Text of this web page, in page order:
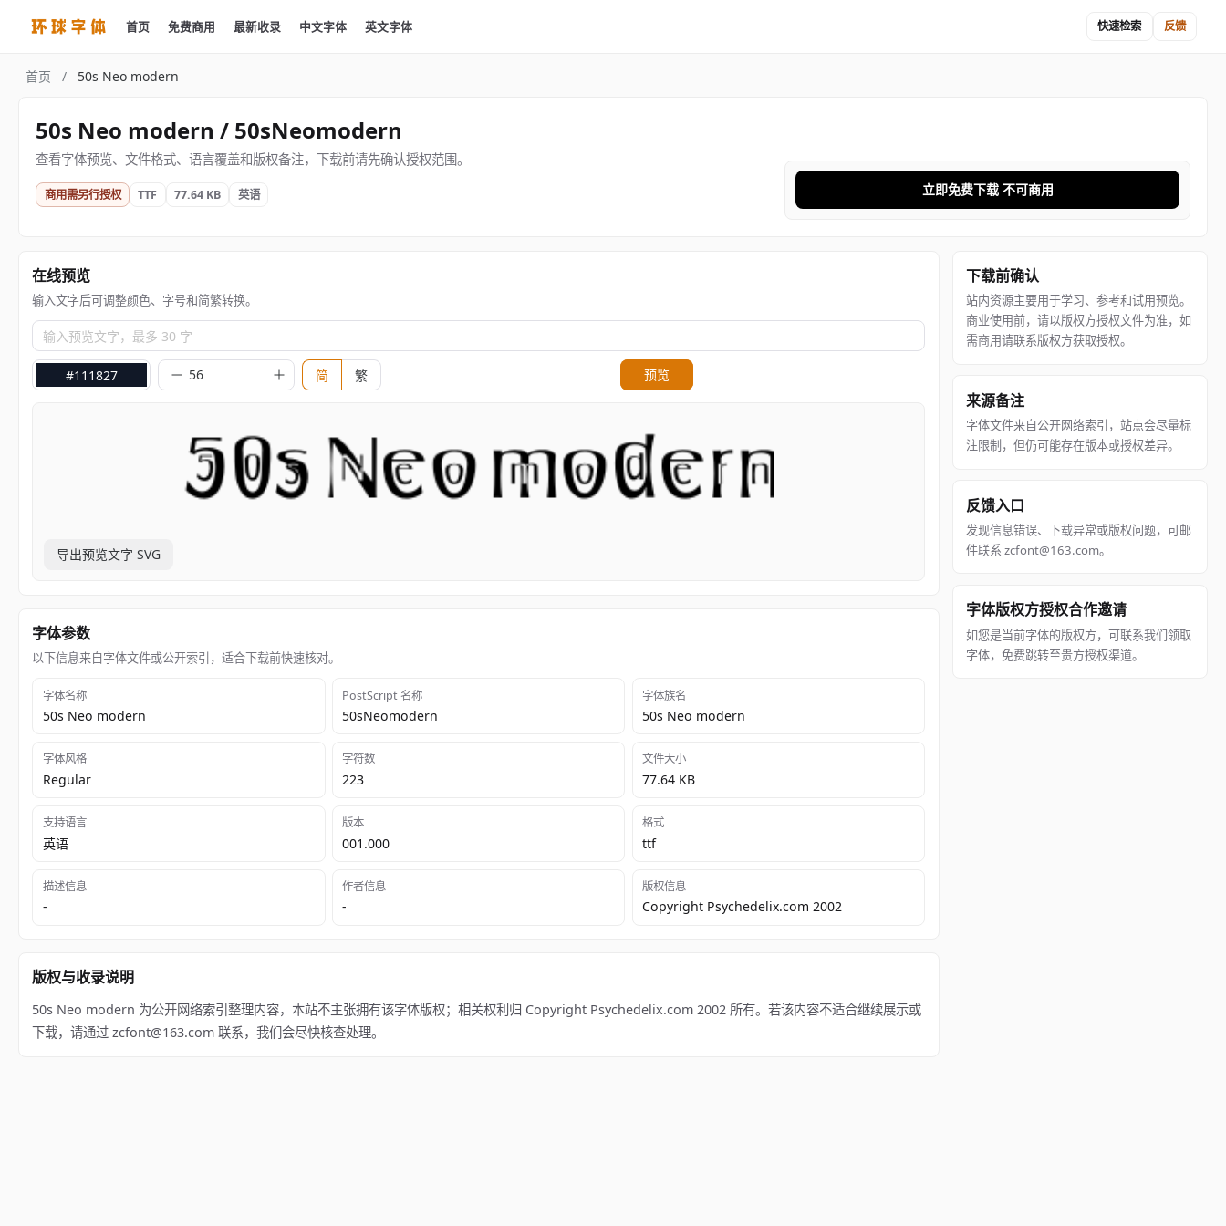
首页 免费商用 最新收录 中文字体 英文字体 快速检索 反馈
首页 / 50s Neo modern
50s Neo modern / 50sNeomodern
查看字体预览、文件格式、语言覆盖和版权备注，下载前请先确认授权范围。
商用需另行授权 TTF 77.64 KB 英语 立即免费下载 不可商用
在线预览
输入文字后可调整颜色、字号和简繁转换。
输入预览文字，最多 30 字
#111827 简 繁 预览
导出预览文字 SVG
字体参数
以下信息来自字体文件或公开索引，适合下载前快速核对。
字体名称
50s Neo modern
PostScript 名称
50sNeomodern
字体族名
50s Neo modern
字体风格
Regular
字符数
223
文件大小
77.64 KB
支持语言
英语
版本
001.000
格式
ttf
描述信息
-
作者信息
-
版权信息
Copyright Psychedelix.com 2002
版权与收录说明
50s Neo modern 为公开网络索引整理内容，本站不主张拥有该字体版权；相关权利归 Copyright Psychedelix.com 2002 所有。若该内容不适合继续展示或
下载，请通过 zcfont@163.com 联系，我们会尽快核查处理。
下载前确认
站内资源主要用于学习、参考和试用预览。
商业使用前，请以版权方授权文件为准，如
需商用请联系版权方获取授权。
来源备注
字体文件来自公开网络索引，站点会尽量标
注限制，但仍可能存在版本或授权差异。
反馈入口
发现信息错误、下载异常或版权问题，可邮
件联系 zcfont@163.com。
字体版权方授权合作邀请
如您是当前字体的版权方，可联系我们领取
字体，免费跳转至贵方授权渠道。